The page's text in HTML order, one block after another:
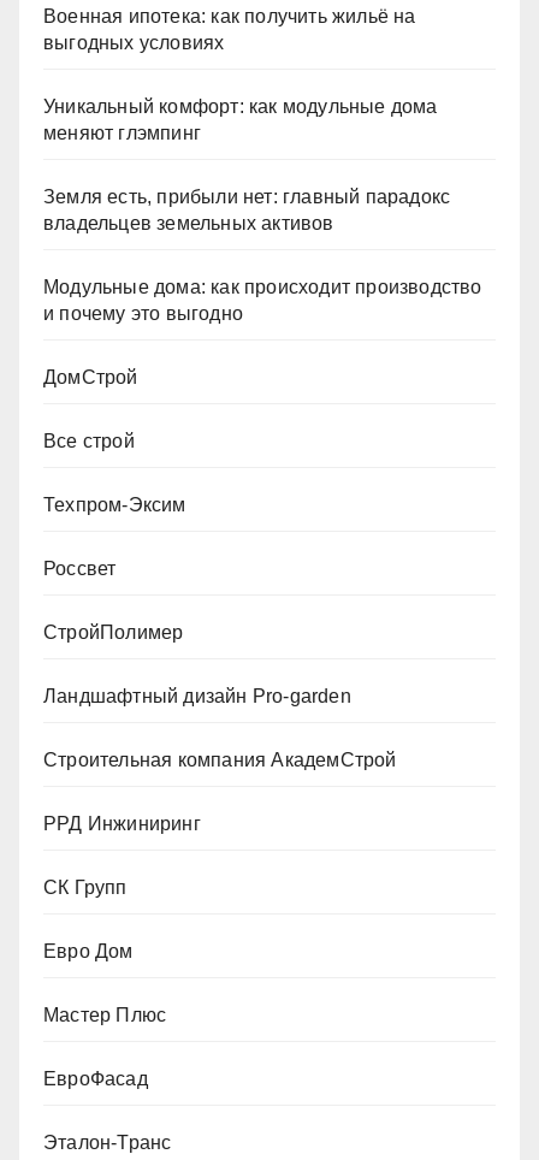
Военная ипотека: как получить жильё на
выгодных условиях
Уникальный комфорт: как модульные дома
меняют глэмпинг
Земля есть, прибыли нет: главный парадокс
владельцев земельных активов
Модульные дома: как происходит производство
и почему это выгодно
ДомСтрой
Все строй
Техпром-Эксим
Россвет
СтройПолимер
Ландшафтный дизайн Pro-garden
Строительная компания АкадемСтрой
РРД Инжиниринг
СК Групп
Евро Дом
Мастер Плюс
ЕвроФасад
Эталон-Транс